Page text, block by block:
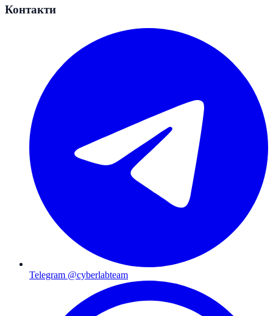
Контакти
Telegram @cyberlabteam